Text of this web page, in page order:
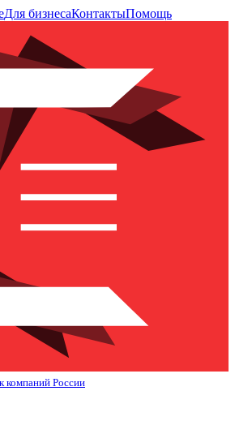
Для бизнесаКонтактыПомощь
компаний России